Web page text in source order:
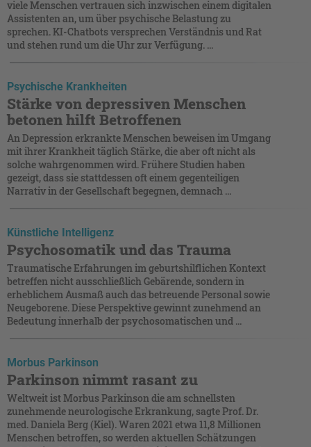
viele Menschen vertrauen sich inzwischen einem digitalen
Assistenten an, um über psychische Belastung zu
sprechen. KI-Chatbots versprechen Verständnis und Rat
und stehen rund um die Uhr zur Verfügung. ...
Psychische Krankheiten
Stärke von depressiven Menschen
betonen hilft Betroffenen
An Depression erkrankte Menschen beweisen im Umgang
mit ihrer Krankheit täglich Stärke, die aber oft nicht als
solche wahrgenommen wird. Frühere Studien haben
gezeigt, dass sie stattdessen oft einem gegenteiligen
Narrativ in der Gesellschaft begegnen, demnach ...
Künstliche Intelligenz
Psychosomatik und das Trauma
Traumatische Erfahrungen im geburtshilflichen Kontext
betreffen nicht ausschließlich Gebärende, sondern in
erheblichem Ausmaß auch das betreuende Personal sowie
Neugeborene. Diese Perspektive gewinnt zunehmend an
Bedeutung innerhalb der psychosomatischen und ...
Morbus Parkinson
Parkinson nimmt rasant zu
Weltweit ist Morbus Parkinson die am schnellsten
zunehmende neurologische Erkrankung, sagte Prof. Dr.
med. Daniela Berg (Kiel). Waren 2021 etwa 11,8 Millionen
Menschen betroffen, so werden aktuellen Schätzungen